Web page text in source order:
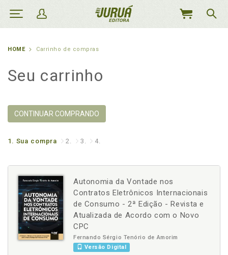
MEU
HOME Carrinho de compras
Seu carrinho
CONTINUAR COMPRANDO
1. Sua compra 2. 3. 4.
Autonomia da Vontade nos
Contratos Eletrônicos Internacionais
de Consumo - 2ª Edição - Revista e
Atualizada de Acordo com o Novo
CPC
Fernando Sérgio Tenório de Amorim
Versão Digital